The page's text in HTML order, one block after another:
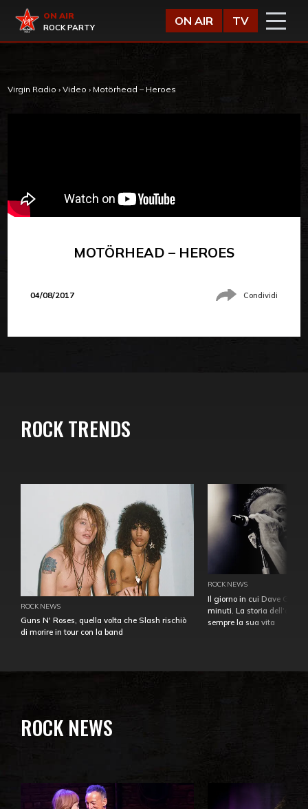
Virgin Radio
ON AIR
ROCK PARTY
ON AIR TV
Virgin Radio › Video › Motörhead – Heroes
MOTÖRHEAD – HEROES
04/08/2017 Condividi
ROCK TRENDS
ROCK NEWS
Guns N' Roses, quella volta che Slash rischiò
di morire in tour con la band
ROCK NEWS
Il giorno in cui Dave
minuti. La storia
sempre la sua vita
ROCK NEWS